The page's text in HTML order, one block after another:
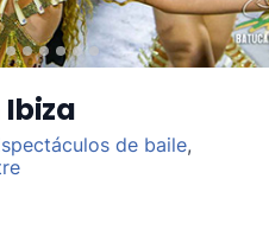
de baile,